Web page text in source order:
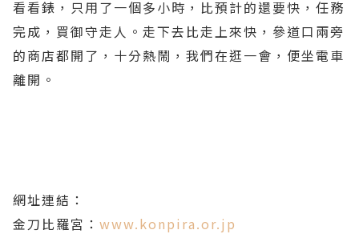
看看錶，只用了一個多小時，比預計的還要快，任務
完成，買御守走人。走下去比走上來快，參道口兩旁
的商店都開了，十分熱鬧，我們在逛一會，便坐電車
離開。
網址連結：
金刀比羅宮： www.konpira.or.jp